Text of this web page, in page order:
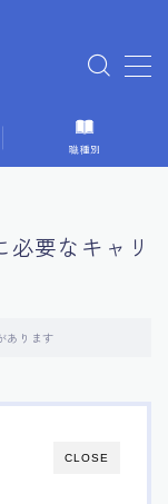
職種別
要なキャリ
あります
CLOSE